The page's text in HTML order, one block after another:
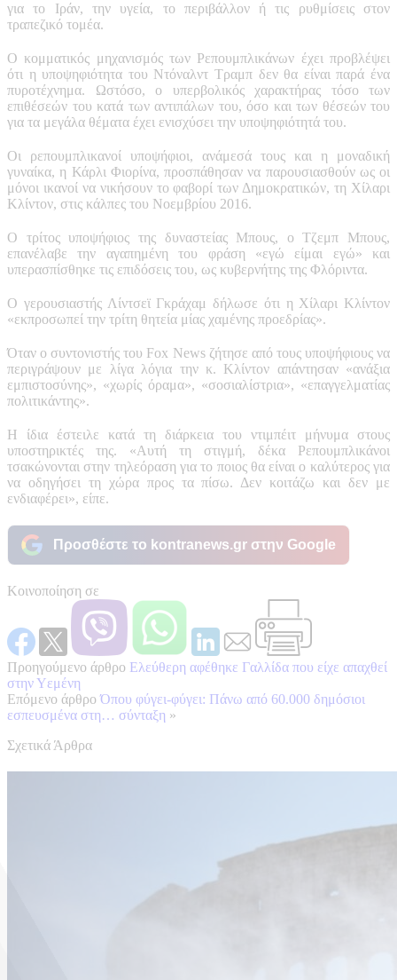
για το Ιράν, την υγεία, το περιβάλλον ή τις ρυθμίσεις στον
τραπεζικό τομέα.
Ο κομματικός μηχανισμός των Ρεπουμπλικάνων έχει προβλέψει
ότι η υποψηφιότητα του Ντόναλντ Τραμπ δεν θα είναι παρά ένα
πυροτέχνημα. Ωστόσο, ο υπερβολικός χαρακτήρας τόσο των
επιθέσεών του κατά των αντιπάλων του, όσο και των θέσεών του
για τα μεγάλα θέματα έχει ενισχύσει την υποψηφιότητά του.
Οι ρεπουμπλικανοί υποψήφιοι, ανάμεσά τους και η μοναδική
γυναίκα, η Κάρλι Φιορίνα, προσπάθησαν να παρουσιασθούν ως οι
μόνοι ικανοί να νικήσουν το φαβορί των Δημοκρατικών, τη Χίλαρι
Κλίντον, στις κάλπες του Νοεμβρίου 2016.
Ο τρίτος υποψήφιος της δυναστείας Μπους, ο Τζεμπ Μπους,
επανέλαβε την αγαπημένη του φράση «εγώ είμαι εγώ» και
υπερασπίσθηκε τις επιδόσεις του, ως κυβερνήτης της Φλόριντα.
Ο γερουσιαστής Λίντσεϊ Γκράχαμ δήλωσε ότι η Χίλαρι Κλίντον
«εκπροσωπεί την τρίτη θητεία μίας χαμένης προεδρίας».
Όταν ο συντονιστής του Fox News ζήτησε από τους υποψήφιους να
περιγράψουν με λίγα λόγια την κ. Κλίντον απάντησαν «ανάξια
εμπιστοσύνης», «χωρίς όραμα», «σοσιαλίστρια», «επαγγελματίας
πολιτικάντης».
Η ίδια έστειλε κατά τη διάρκεια του ντιμπέιτ μήνυμα στους
υποστηρικτές της. «Αυτή τη στιγμή, δέκα Ρεπουμπλικάνοι
τσακώνονται στην τηλεόραση για το ποιος θα είναι ο καλύτερος για
να οδηγήσει τη χώρα προς τα πίσω. Δεν κοιτάζω και δεν με
ενδιαφέρει», είπε.
Προσθέστε το kontranews.gr στην Google
Κοινοποίηση σε
Προηγούμενο άρθρο Ελεύθερη αφέθηκε Γαλλίδα που είχε απαχθεί
στην Υεμένη
Επόμενο άρθρο Όπου φύγει-φύγει: Πάνω από 60.000 δημόσιοι
εσπευσμένα στη… σύνταξη »
Σχετικά Άρθρα